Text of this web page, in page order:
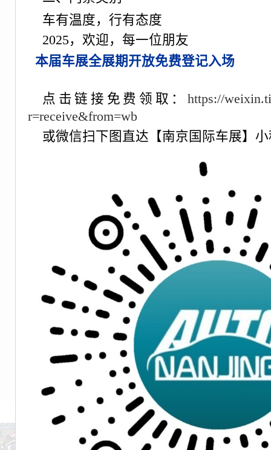
车有温度，行有态度
2025，欢迎，每一位朋友
本届车展全展期开放免费登记入场
点击链接免费领取： https://
r=receive&from=wb
或微信扫下图 直达【南京国际车展】